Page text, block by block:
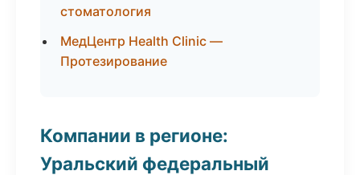
стоматология
МедЦентр Health Clinic —
Протезирование
Компании в регионе:
Уральский федеральный